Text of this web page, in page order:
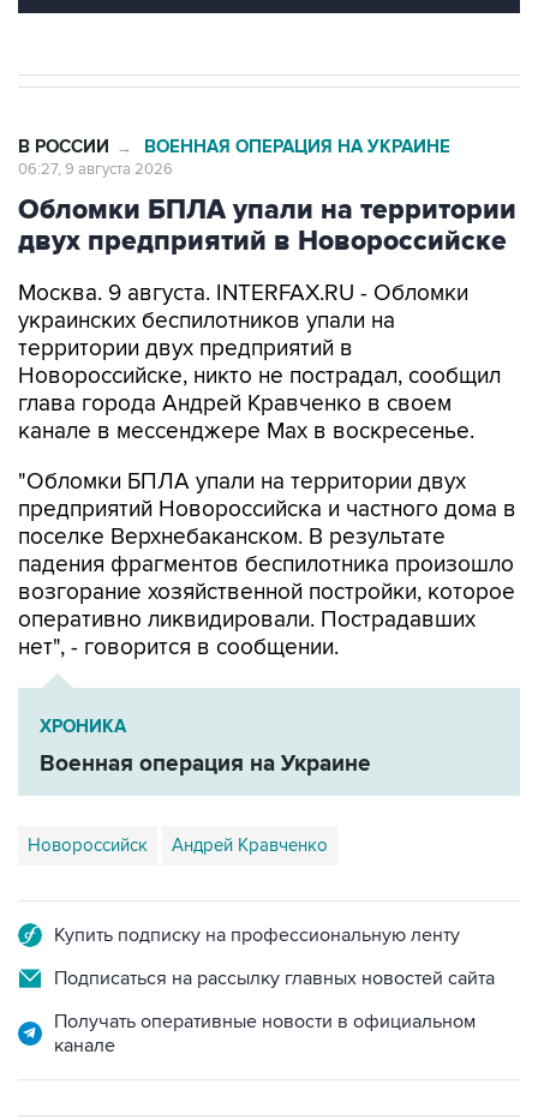
В РОССИИ → ВОЕННАЯ ОПЕРАЦИЯ НА УКРАИНЕ
06:27, 9 августа 2026
Обломки БПЛА упали на территории
двух предприятий в Новороссийске
Москва. 9 августа. INTERFAX.RU - Обломки
украинских беспилотников упали на
территории двух предприятий в
Новороссийске, никто не пострадал, сообщил
глава города Андрей Кравченко в своем
канале в мессенджере Max в воскресенье.
"Обломки БПЛА упали на территории двух
предприятий Новороссийска и частного дома в
поселке Верхнебаканском. В результате
падения фрагментов беспилотника произошло
возгорание хозяйственной постройки, которое
оперативно ликвидировали. Пострадавших
нет", - говорится в сообщении.
ХРОНИКА
Военная операция на Украине
Новороссийск Андрей Кравченко
Купить подписку на профессиональную ленту
Подписаться на рассылку главных новостей сайта
Получать оперативные новости в официальном
канале